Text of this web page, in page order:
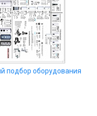
подбор оборудования